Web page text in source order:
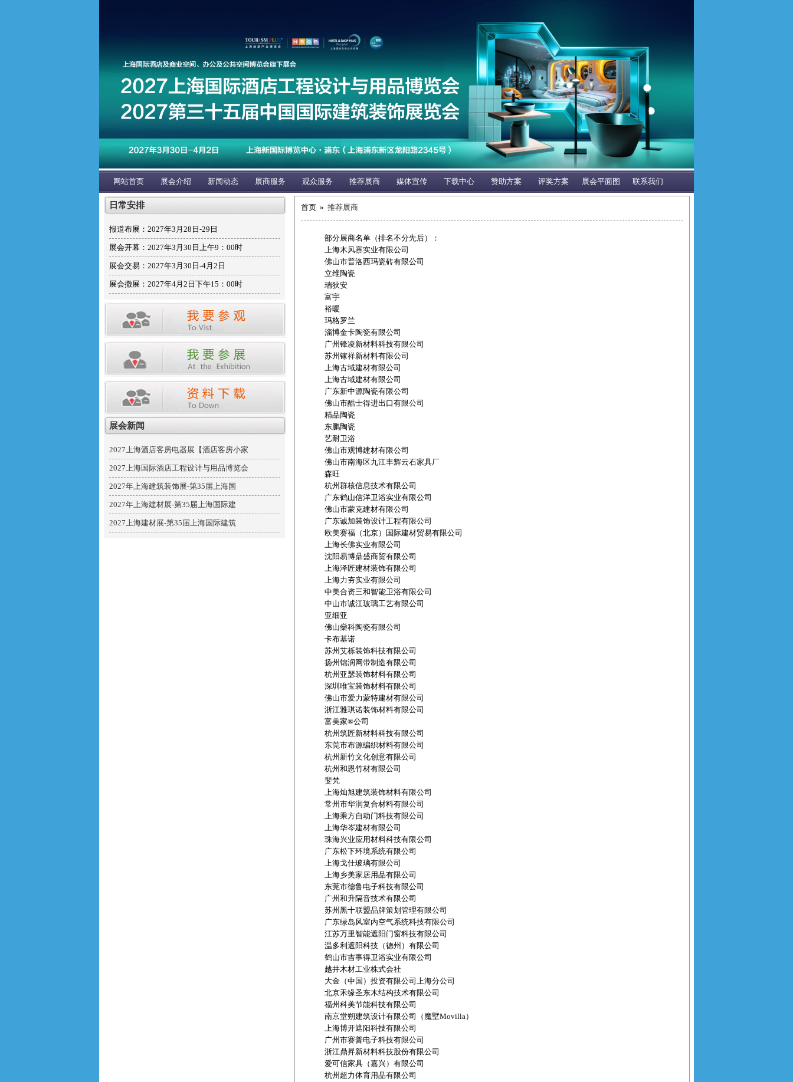
网站首页 展会介绍 新闻动态 展商服务 观众服务 推荐展商 媒体宣传 下载中心 赞助方案 评奖方案 展会平面图 联系我们
日常安排
报道布展：2027年3月28日-29日
展会开幕：2027年3月30日上午9：00时
展会交易：2027年3月30日-4月2日
展会撤展：2027年4月2日下午15：00时
展会新闻
2027上海酒店客房电器展【酒店客房小家
2027上海国际酒店工程设计与用品博览会
2027年上海建筑装饰展-第35届上海国
2027年上海建材展-第35届上海国际建
2027上海建材展-第35届上海国际建筑
首页 » 推荐展商
部分展商名单（排名不分先后）：
上海木风寨实业有限公司
佛山市普洛西玛瓷砖有限公司
立维陶瓷
瑞狄安
富宇
裕暖
玛格罗兰
淄博金卡陶瓷有限公司
广州锋凌新材料科技有限公司
苏州镓祥新材料有限公司
上海古域建材有限公司
上海古域建材有限公司
广东新中源陶瓷有限公司
佛山市酷士得进出口有限公司
精品陶瓷
东鹏陶瓷
艺耐卫浴
佛山市观博建材有限公司
佛山市南海区九江丰辉云石家具厂
森旺
杭州群核信息技术有限公司
广东鹤山信洋卫浴实业有限公司
佛山市蒙克建材有限公司
广东诚加装饰设计工程有限公司
欧美赛福（北京）国际建材贸易有限公司
上海长佛实业有限公司
沈阳易博鼎盛商贸有限公司
上海泽匠建材装饰有限公司
上海力夯实业有限公司
中美合资三和智能卫浴有限公司
中山市诚江玻璃工艺有限公司
亚细亚
佛山燊科陶瓷有限公司
卡布基诺
苏州艾栎装饰科技有限公司
扬州锦润网带制造有限公司
杭州亚瑟装饰材料有限公司
深圳唯宝装饰材料有限公司
佛山市爱力蒙特建材有限公司
浙江雅琪诺装饰材料有限公司
富美家®公司
杭州筑匠新材料科技有限公司
东莞市布源编织材料有限公司
杭州新竹文化创意有限公司
杭州和恩竹材有限公司
斐梵
上海灿旭建筑装饰材料有限公司
常州市华润复合材料有限公司
上海乘方自动门科技有限公司
上海华岑建材有限公司
珠海兴业应用材料科技有限公司
广东松下环境系统有限公司
上海戈仕玻璃有限公司
上海乡美家居用品有限公司
东莞市德鲁电子科技有限公司
广州和升隔音技术有限公司
苏州黑十联盟品牌策划管理有限公司
广东绿岛风室内空气系统科技有限公司
江苏万里智能遮阳门窗科技有限公司
温多利遮阳科技（德州）有限公司
鹤山市吉事得卫浴实业有限公司
越井木材工业株式会社
大金（中国）投资有限公司上海分公司
北京禾缘圣东木结构技术有限公司
福州科美节能科技有限公司
南京堂朔建筑设计有限公司（魔墅Movilla）
上海博开遮阳科技有限公司
广州市赛普电子科技有限公司
浙江鼎昇新材料科技股份有限公司
爱可信家具（嘉兴）有限公司
杭州超力体育用品有限公司